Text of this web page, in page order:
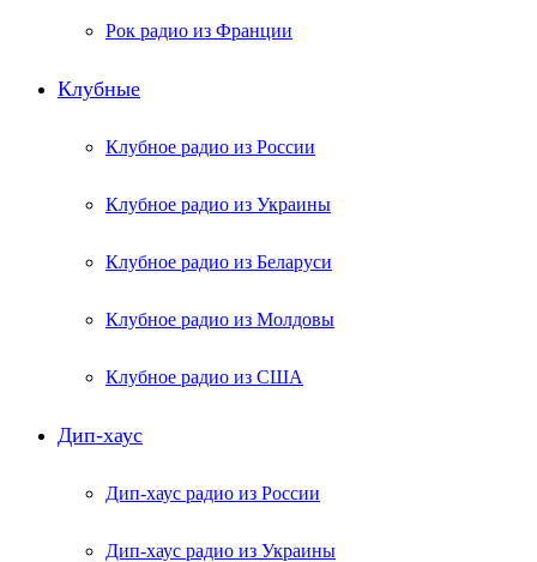
Рок радио из Франции
Клубные
Клубное радио из России
Клубное радио из Украины
Клубное радио из Беларуси
Клубное радио из Молдовы
Клубное радио из США
Дип-хаус
Дип-хаус радио из России
Дип-хаус радио из Украины